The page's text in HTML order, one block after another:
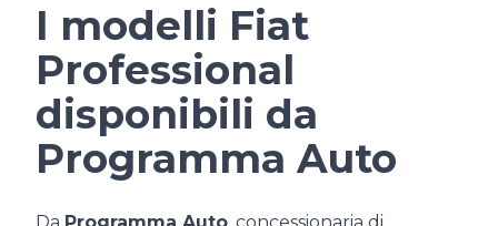
I modelli Fiat
Professional
disponibili da
Programma Auto